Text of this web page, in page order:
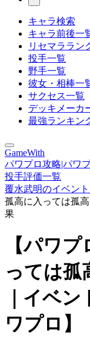
キャラ検索
キャラ前後一
リセマララン
投手一覧
野手一覧
彼女・相棒一
サクセス一覧
デッキメーカ
最強ランキン
GameWith
パワプロ攻略|パワ
投手評価一覧
覆水武明のイベン
孤高に入っては孤
果
【パワ
っては孤
｜イベ
ワプロ】